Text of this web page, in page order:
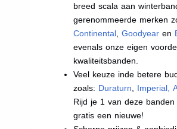
breed scala aan
gerenommeerde merken
Continental ,Goodyear en
evenals onze eigen
kwaliteitsbanden.
Veel keuze inde betere
zoals: Duraturn Imperial
Rijd je 1 van deze
gratis een nieuwe!